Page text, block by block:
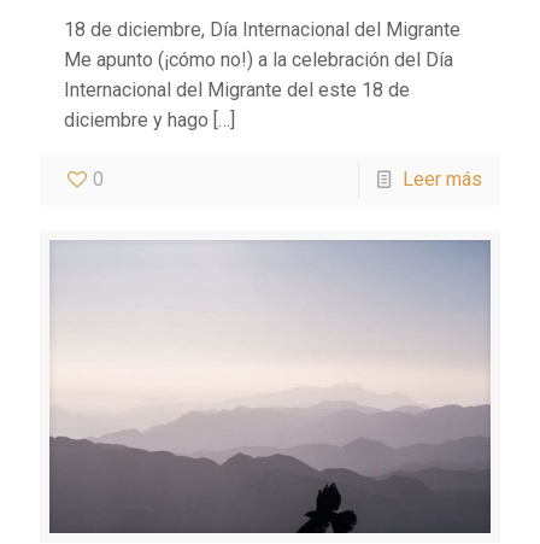
18 de diciembre, Día Internacional del Migrante
Me apunto (¡cómo no!) a la celebración del Día
Internacional del Migrante del este 18 de
diciembre y hago […]
0 Leer más